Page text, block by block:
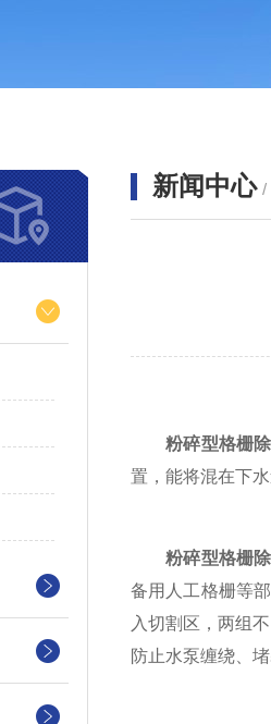
新闻中心 /
粉碎型格栅
置，能将混在下
粉碎型格栅
备用人工格栅等
入切割区，两组
防止水泵缠绕、